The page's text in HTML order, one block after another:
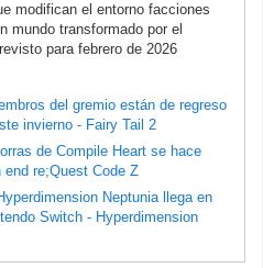
modifican el entorno facciones
mundo transformado por el
para febrero de 2026
del gremio están de regreso
invierno - Fairy Tail 2
de Compile Heart se hace
re;Quest Code Z
Neptunia llega en
Switch - Hyperdimension